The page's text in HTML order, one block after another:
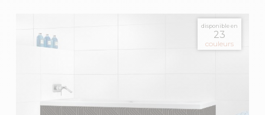
disponible en
23
couleurs